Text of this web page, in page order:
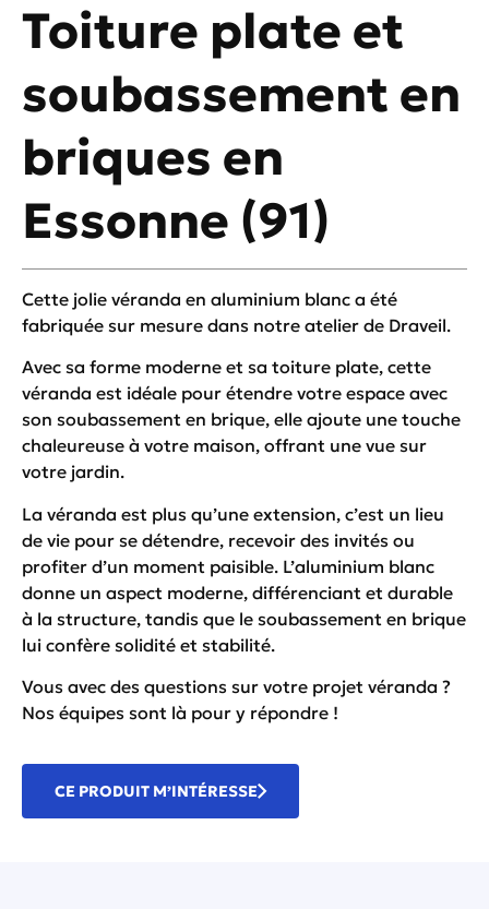
Toiture plate et
soubassement en
briques en
Essonne (91)
Cette jolie véranda en aluminium blanc a été
fabriquée sur mesure dans notre atelier de Draveil.
Avec sa forme moderne et sa toiture plate, cette
véranda est idéale pour étendre votre espace avec
son soubassement en brique, elle ajoute une touche
chaleureuse à votre maison, offrant une vue sur
votre jardin.
La véranda est plus qu’une extension, c’est un lieu
de vie pour se détendre, recevoir des invités ou
profiter d’un moment paisible. L’aluminium blanc
donne un aspect moderne, différenciant et durable
à la structure, tandis que le soubassement en brique
lui confère solidité et stabilité.
Vous avec des questions sur votre projet véranda ?
Nos équipes sont là pour y répondre !
CE PRODUIT M’INTÉRESSE